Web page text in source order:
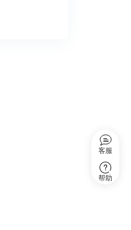
客服
帮助